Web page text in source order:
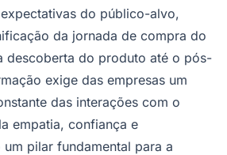
do público-alvo,
da jornada de compra do
descoberta do produto até o pós-
exige das empresas um
das interações com o
empatia, confiança e
pilar fundamental para a